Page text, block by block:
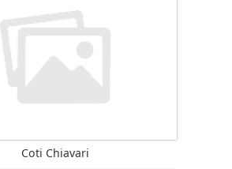
Coti Chiavari